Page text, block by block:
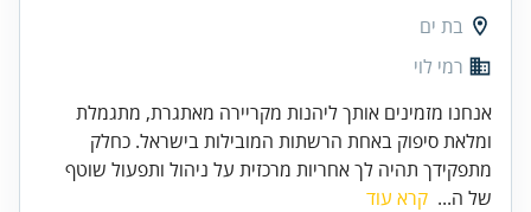
בת ים
רמי לוי
אנחנו מזמינים אותך ליהנות מקריירה מאתגרת, מתגמלת
ומלאת סיפוק באחת הרשתות המובילות בישראל. כחלק
מתפקידך תהיה לך אחריות מרכזית על ניהול ותפעול שוטף
של ה... קרא עוד